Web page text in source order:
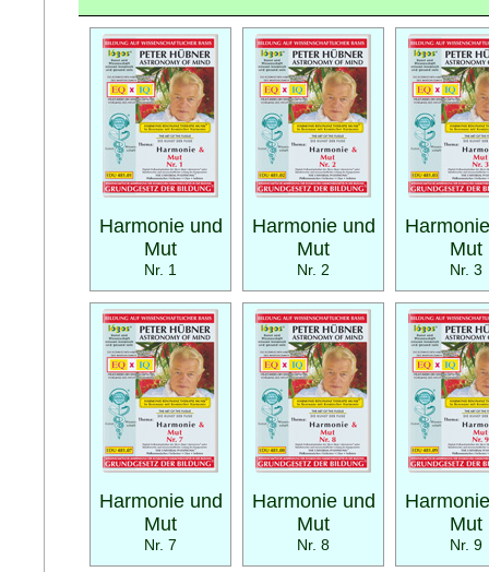
Harmonie und
Mut
Nr. 1
Harmonie und
Mut
Nr. 2
Mut
Nr. 3
Harmonie und
Mut
Nr. 7
Harmonie und
Mut
Nr. 8
Mut
Nr. 9